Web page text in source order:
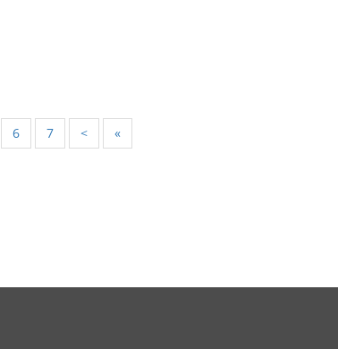
6 7 > »